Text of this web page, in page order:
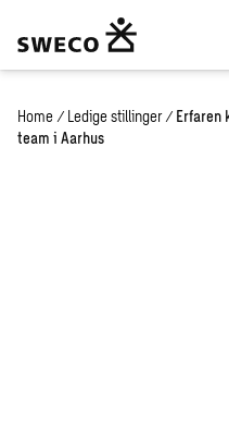
Home / Ledige stillinger /
team i Aarhus